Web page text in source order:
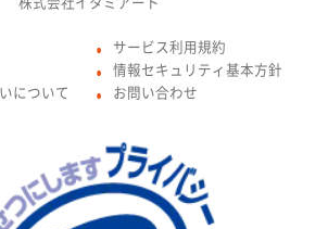
について
● サービス利用規約
● 情報セキュリティ基本方針
● お問い合わせ